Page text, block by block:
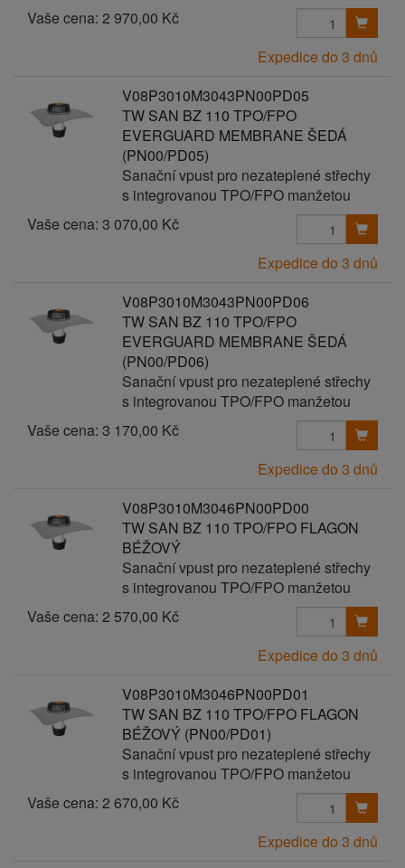
Vaše cena: 2 970,00 Kč
Expedice do 3 dnů
V08P3010M3043PN00PD05
TW SAN BZ 110 TPO/FPO
EVERGUARD MEMBRANE ŠEDÁ
(PN00/PD05)
Sanační vpust pro nezateplené střechy
s integrovanou TPO/FPO manžetou
Vaše cena: 3 070,00 Kč
Expedice do 3 dnů
V08P3010M3043PN00PD06
TW SAN BZ 110 TPO/FPO
EVERGUARD MEMBRANE ŠEDÁ
(PN00/PD06)
Sanační vpust pro nezateplené střechy
s integrovanou TPO/FPO manžetou
Vaše cena: 3 170,00 Kč
Expedice do 3 dnů
V08P3010M3046PN00PD00
TW SAN BZ 110 TPO/FPO FLAGON
BÉŽOVÝ
Sanační vpust pro nezateplené střechy
s integrovanou TPO/FPO manžetou
Vaše cena: 2 570,00 Kč
Expedice do 3 dnů
V08P3010M3046PN00PD01
TW SAN BZ 110 TPO/FPO FLAGON
BÉŽOVÝ (PN00/PD01)
Sanační vpust pro nezateplené střechy
s integrovanou TPO/FPO manžetou
Vaše cena: 2 670,00 Kč
Expedice do 3 dnů